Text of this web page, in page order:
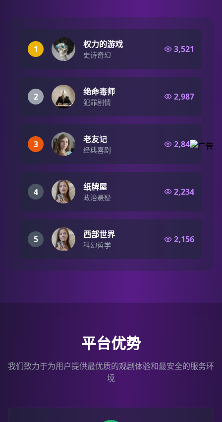
1 权力的游戏
史诗奇幻
3,521
2 绝命毒师
犯罪剧情
2,987
3 老友记
经典喜剧
2,847
4 纸牌屋
政治悬疑
2,234
5 西部世界
科幻哲学
2,156
平台优势
我们致力于为用户提供最优质的观剧体验和最安全的服务环
境